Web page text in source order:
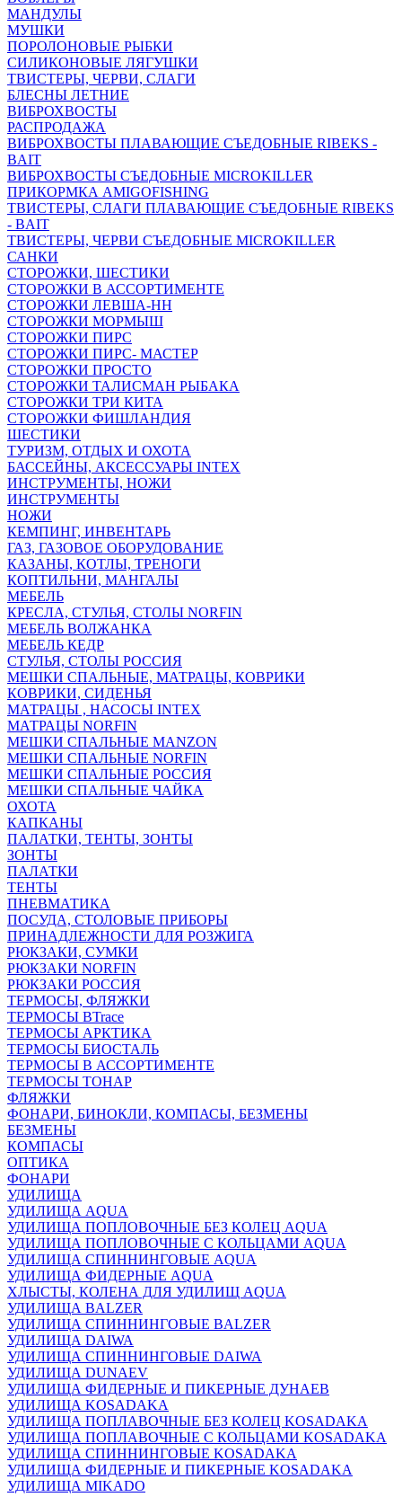
МАНДУЛЫ
МУШКИ
ПОРОЛОНОВЫЕ РЫБКИ
СИЛИКОНОВЫЕ ЛЯГУШКИ
ТВИСТЕРЫ, ЧЕРВИ, СЛАГИ
БЛЕСНЫ ЛЕТНИЕ
ВИБРОХВОСТЫ
РАСПРОДАЖА
ВИБРОХВОСТЫ ПЛАВАЮЩИЕ СЪЕДОБНЫЕ RIBEKS -
BAIT
ВИБРОХВОСТЫ СЪЕДОБНЫЕ MICROKILLER
ПРИКОРМКА AMIGOFISHING
ТВИСТЕРЫ, СЛАГИ ПЛАВАЮЩИЕ СЪЕДОБНЫЕ RIBEKS
- BAIT
ТВИСТЕРЫ, ЧЕРВИ СЪЕДОБНЫЕ MICROKILLER
САНКИ
СТОРОЖКИ, ШЕСТИКИ
СТОРОЖКИ В АССОРТИМЕНТЕ
СТОРОЖКИ ЛЕВША-НН
СТОРОЖКИ МОРМЫШ
СТОРОЖКИ ПИРС
СТОРОЖКИ ПИРС- МАСТЕР
СТОРОЖКИ ПРОСТО
СТОРОЖКИ ТАЛИСМАН РЫБАКА
СТОРОЖКИ ТРИ КИТА
СТОРОЖКИ ФИШЛАНДИЯ
ШЕСТИКИ
ТУРИЗМ, ОТДЫХ И ОХОТА
БАССЕЙНЫ, АКСЕССУАРЫ INTEX
ИНСТРУМЕНТЫ, НОЖИ
ИНСТРУМЕНТЫ
НОЖИ
КЕМПИНГ, ИНВЕНТАРЬ
ГАЗ, ГАЗОВОЕ ОБОРУДОВАНИЕ
КАЗАНЫ, КОТЛЫ, ТРЕНОГИ
КОПТИЛЬНИ, МАНГАЛЫ
МЕБЕЛЬ
КРЕСЛА, СТУЛЬЯ, СТОЛЫ NORFIN
МЕБЕЛЬ ВОЛЖАНКА
МЕБЕЛЬ КЕДР
СТУЛЬЯ, СТОЛЫ РОССИЯ
МЕШКИ СПАЛЬНЫЕ, МАТРАЦЫ, КОВРИКИ
КОВРИКИ, СИДЕНЬЯ
МАТРАЦЫ , НАСОСЫ INTEX
МАТРАЦЫ NORFIN
МЕШКИ СПАЛЬНЫЕ MANZON
МЕШКИ СПАЛЬНЫЕ NORFIN
МЕШКИ СПАЛЬНЫЕ РОССИЯ
МЕШКИ СПАЛЬНЫЕ ЧАЙКА
ОХОТА
КАПКАНЫ
ПАЛАТКИ, ТЕНТЫ, ЗОНТЫ
ЗОНТЫ
ПАЛАТКИ
ТЕНТЫ
ПНЕВМАТИКА
ПОСУДА, СТОЛОВЫЕ ПРИБОРЫ
ПРИНАДЛЕЖНОСТИ ДЛЯ РОЗЖИГА
РЮКЗАКИ, СУМКИ
РЮКЗАКИ NORFIN
РЮКЗАКИ РОССИЯ
ТЕРМОСЫ, ФЛЯЖКИ
ТЕРМОСЫ BTrace
ТЕРМОСЫ АРКТИКА
ТЕРМОСЫ БИОСТАЛЬ
ТЕРМОСЫ В АССОРТИМЕНТЕ
ТЕРМОСЫ ТОНАР
ФЛЯЖКИ
ФОНАРИ, БИНОКЛИ, КОМПАСЫ, БЕЗМЕНЫ
БЕЗМЕНЫ
КОМПАСЫ
ОПТИКА
ФОНАРИ
УДИЛИЩА
УДИЛИЩА AQUA
УДИЛИЩА ПОПЛОВОЧНЫЕ БЕЗ КОЛЕЦ AQUA
УДИЛИЩА ПОПЛОВОЧНЫЕ С КОЛЬЦАМИ AQUA
УДИЛИЩА СПИННИНГОВЫЕ AQUA
УДИЛИЩА ФИДЕРНЫЕ AQUA
ХЛЫСТЫ, КОЛЕНА ДЛЯ УДИЛИЩ AQUA
УДИЛИЩА BALZER
УДИЛИЩА СПИННИНГОВЫЕ BALZER
УДИЛИЩА DAIWA
УДИЛИЩА СПИННИНГОВЫЕ DAIWA
УДИЛИЩА DUNAEV
УДИЛИЩА ФИДЕРНЫЕ И ПИКЕРНЫЕ ДУНАЕВ
УДИЛИЩА KOSADAKA
УДИЛИЩА ПОПЛАВОЧНЫЕ БЕЗ КОЛЕЦ KOSADAKA
УДИЛИЩА ПОПЛАВОЧНЫЕ С КОЛЬЦАМИ KOSADAKA
УДИЛИЩА СПИННИНГОВЫЕ KOSADAKA
УДИЛИЩА ФИДЕРНЫЕ И ПИКЕРНЫЕ KOSADAKA
УДИЛИЩА MIKADO